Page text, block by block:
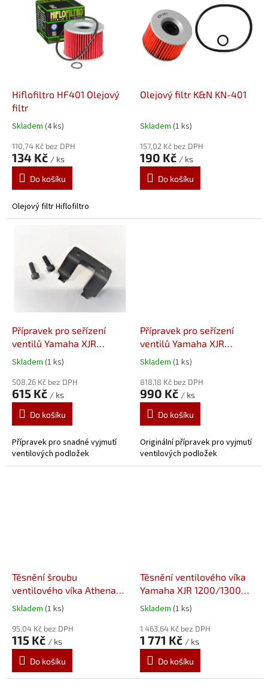
Hiflofiltro HF401 Olejový
filtr
Skladem (4 ks)
110,74 Kč bez DPH
134 Kč / ks
Do košíku
Olejový filtr Hiflofiltro
Olejový filtr K&N KN-401
Skladem (1 ks)
157,02 Kč bez DPH
190 Kč / ks
Do košíku
Přípravek pro seřízení
ventilů Yamaha XJR
1200/1300 JMP
Skladem (1 ks)
508,26 Kč bez DPH
615 Kč / ks
Do košíku
Přípravek pro snadné vyjmutí
ventilových podložek
Přípravek pro seřízení
ventilů Yamaha XJR
1200/1300 OEM 90890-
Skladem (1 ks)
818,18 Kč bez DPH
990 Kč / ks
Do košíku
Originální přípravek pro vyjmutí
ventilových podložek
Těsnění šroubu
ventilového víka Athena
S410485015025
Skladem (1 ks)
95,04 Kč bez DPH
115 Kč / ks
Do košíku
Těsnění ventilového víka
Yamaha XJR 1200/1300
(95-16), FJ 1100/1200 (84-
94) - 5WM-11193-00
Skladem (1 ks)
1 463,64 Kč bez DPH
1 771 Kč / ks
Do košíku